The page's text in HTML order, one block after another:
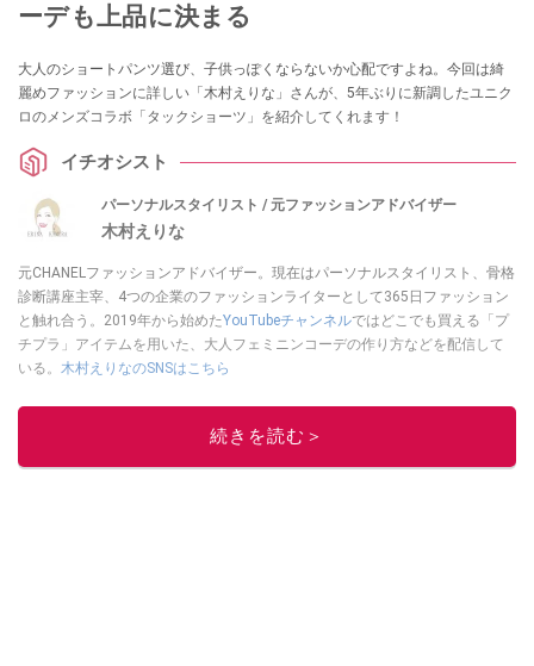
ーデも上品に決まる
大人のショートパンツ選び、子供っぽくならないか心配ですよね。今回は綺
麗めファッションに詳しい「木村えりな」さんが、5年ぶりに新調したユニク
ロのメンズコラボ「タックショーツ」を紹介してくれます！
イチオシスト
パーソナルスタイリスト / 元ファッションアドバイザー
木村えりな
元CHANELファッションアドバイザー。現在はパーソナルスタイリスト、骨格
診断講座主宰、4つの企業のファッションライターとして365日ファッション
と触れ合う。2019年から始めたYouTubeチャンネルではどこでも買える「プ
チプラ」アイテムを用いた、大人フェミニンコーデの作り方などを配信して
いる。 木村えりなのSNSはこちら
このイチオシストの他の記事を読む
続きを読む＞